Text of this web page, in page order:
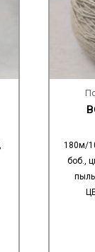
180м/
боб.,